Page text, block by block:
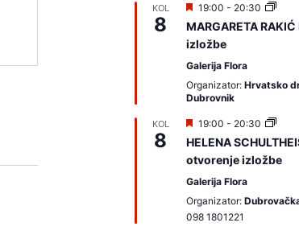
KOL
8
I
z
d
v
j
a
m
19:00 - 20:30
MARGARETA
izložbe
Galerija Flora
Organizator: Hrvatsko
Dubrovnik
KOL
8
I
z
d
v
j
a
m
19:00 - 20:30
HELENA
otvorenje izložbe
Galerija Flora
Organizator:
098 1801221